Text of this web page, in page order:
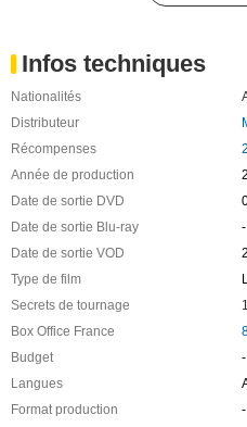
Infos techniques
Nationalités
Distributeur
Récompenses
Année de production
Date de sortie DVD
Date de sortie Blu-ray
-
Date de sortie VOD
Type de film
Secrets de tournage
Box Office France
Budget
-
Langues
Format production
-